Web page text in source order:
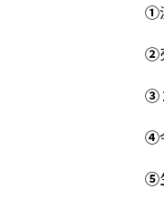
①
②
③
④
⑤